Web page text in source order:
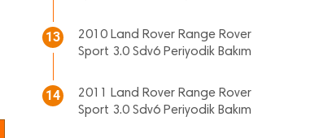
13
2010 Land Rover Range Rover
Sport 3.0 Sdv6 Periyodik Bakım
14
2011 Land Rover Range Rover
Sport 3.0 Sdv6 Periyodik Bakım